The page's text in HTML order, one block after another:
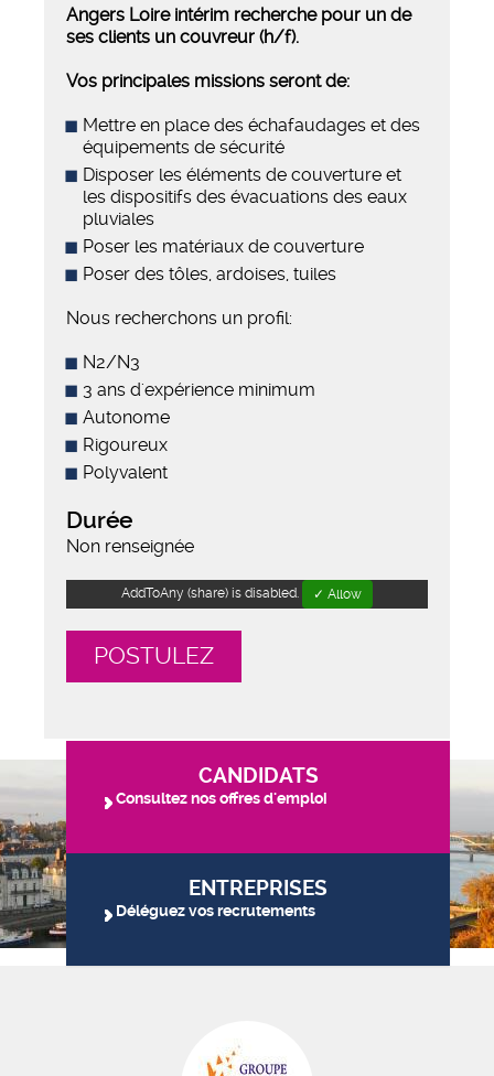
Angers Loire intérim recherche pour un de
ses clients un couvreur (h/f).
Vos principales missions seront de:
Mettre en place des échafaudages et des
équipements de sécurité
Disposer les éléments de couverture et
les dispositifs des évacuations des eaux
pluviales
Poser les matériaux de couverture
Poser des tôles, ardoises, tuiles
Nous recherchons un profil:
N2/N3
3 ans d'expérience minimum
Autonome
Rigoureux
Polyvalent
Durée
Non renseignée
AddToAny (share) is disabled. ✓ Allow
POSTULEZ
CANDIDATS
Consultez nos offres d'emploi
ENTREPRISES
Déléguez vos recrutements